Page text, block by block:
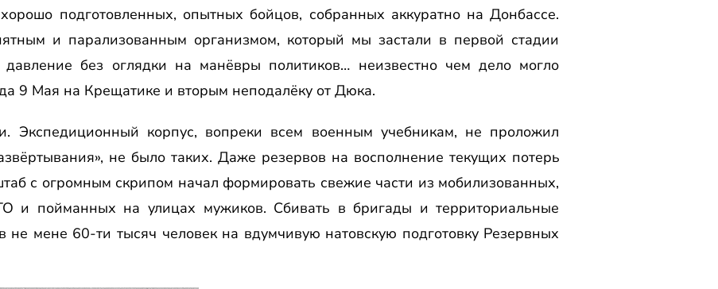
подготовленных, опытных бойцов, собранных аккуратно на Донбассе.
и парализованным организмом, который мы застали в первой стадии
без оглядки на манёвры политиков… неизвестно чем дело могло
9 Мая на Крещатике и вторым неподалёку от Дюка.
Экспедиционный корпус, вопреки всем военным учебникам, не проложил
не было таких. Даже резервов на восполнение текущих потерь
с огромным скрипом начал формировать свежие части из мобилизованных,
и пойманных на улицах мужиков. Сбивать в бригады и территориальные
не мене 60-ти тысяч человек на вдумчивую натовскую подготовку Резервных